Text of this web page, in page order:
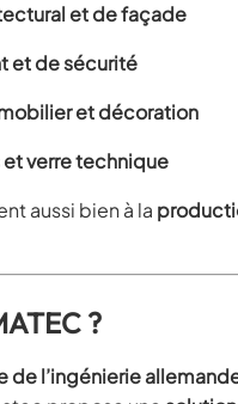
et de façade
et de sécurité
et décoration
verre technique
aussi bien à la
?
de l’ingénierie